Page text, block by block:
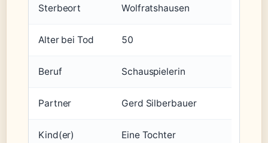
Sterbeort Wolfratshausen
Alter bei Tod 50
Beruf Schauspielerin
Partner Gerd Silberbauer
Kind(er) Eine Tochter